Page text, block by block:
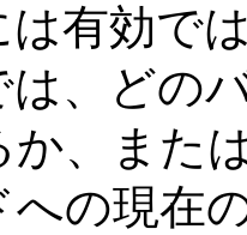
は有効で
は、どの
か、また
への現在